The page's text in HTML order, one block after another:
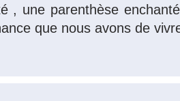
, une parenthèse
que nous avons de